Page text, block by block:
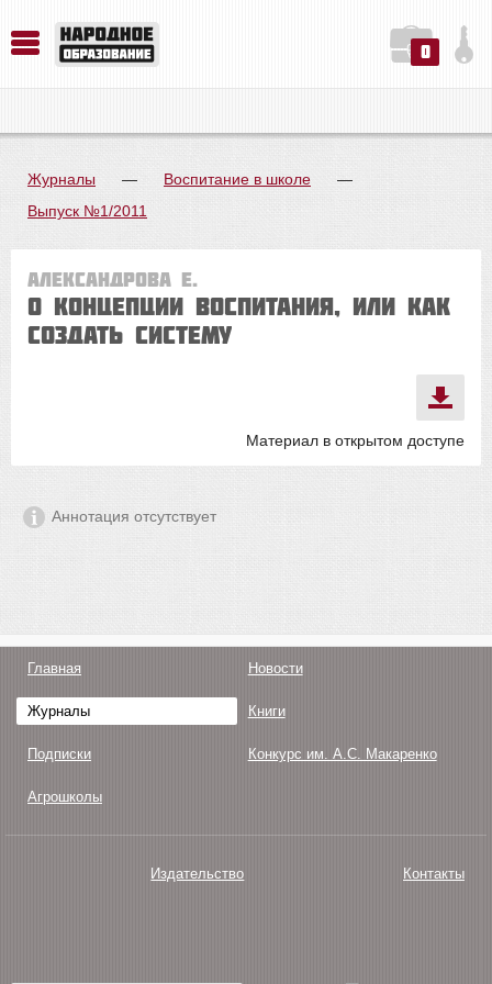
0
Журналы — Воспитание в школе
—
Выпуск №1/2011
Александрова Е.
О концепции воспитания, или Как
создать систему
Материал в открытом доступе
Аннотация отсутствует
Главная Новости
Журналы Книги
Подписки Конкурс им. А.С. Макаренко
Агрошколы
Издательство Контакты